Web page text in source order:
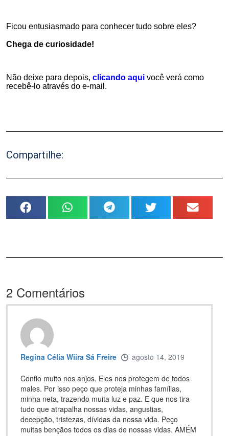
Ficou entusiasmado para conhecer tudo sobre eles?
Chega de curiosidade!
Não deixe para depois, clicando aqui você verá como
recebê-lo através do e-mail.
Compartilhe:
2 Comentários
Regina Célia Wiira Sá Freire agosto 14, 2019
Confio muito nos anjos. Eles nos protegem de todos
males. Por isso peço que proteja minhas famílias,
minha neta, trazendo muita luz e paz. E que nos tira
tudo que atrapalha nossas vidas, angustias,
decepção, tristezas, dívidas da nossa vida. Peço
muitas bençãos todos os dias de nossas vidas. AMÉM